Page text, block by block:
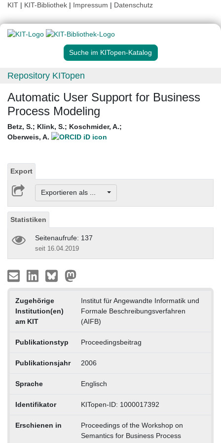
KIT | KIT-Bibliothek | Impressum | Datenschutz
Suche im KITopen-Katalog
Repository KITopen
Automatic User Support for Business
Process Modeling
Betz, S.; Klink, S.; Koschmider, A.;
Oberweis, A.
Export
Exportieren als ...
Statistiken
Seitenaufrufe: 137
seit 16.04.2019
Zugehörige
Institution(en)
am KIT
Institut für Angewandte Informatik und
Formale Beschreibungsverfahren
(AIFB)
Publikationstyp Proceedingsbeitrag
Publikationsjahr 2006
Sprache Englisch
Identifikator KITopen-ID: 1000017392
Erschienen in
Proceedings of the Workshop on
Semantics for Business Process